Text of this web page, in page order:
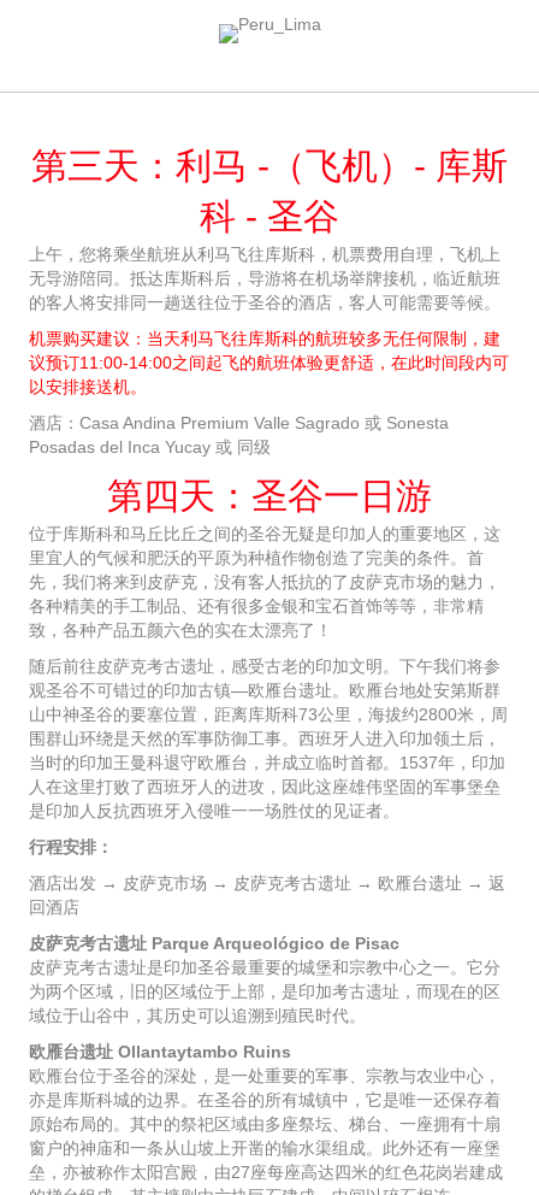
第三天：利马 -（飞机）- 库斯
科 - 圣谷
上午，您将乘坐航班从利马飞往库斯科，机票费用自理，飞机上
无导游陪同。抵达库斯科后，导游将在机场举牌接机，临近航班
的客人将安排同一趟送往位于圣谷的酒店，客人可能需要等候。
机票购买建议：当天利马飞往库斯科的航班较多无任何限制，建
议预订11:00-14:00之间起飞的航班体验更舒适，在此时间段内可
以安排接送机。
酒店：Casa Andina Premium Valle Sagrado 或 Sonesta
Posadas del Inca Yucay 或 同级
第四天：圣谷一日游
位于库斯科和马丘比丘之间的圣谷无疑是印加人的重要地区，这
里宜人的气候和肥沃的平原为种植作物创造了完美的条件。首
先，我们将来到皮萨克，没有客人抵抗的了皮萨克市场的魅力，
各种精美的手工制品、还有很多金银和宝石首饰等等，非常精
致，各种产品五颜六色的实在太漂亮了！
随后前往皮萨克考古遗址，感受古老的印加文明。下午我们将参
观圣谷不可错过的印加古镇—欧雁台遗址。欧雁台地处安第斯群
山中神圣谷的要塞位置，距离库斯科73公里，海拔约2800米，周
围群山环绕是天然的军事防御工事。西班牙人进入印加领土后，
当时的印加王曼科退守欧雁台，并成立临时首都。1537年，印加
人在这里打败了西班牙人的进攻，因此这座雄伟坚固的军事堡垒
是印加人反抗西班牙入侵唯一一场胜仗的见证者。
行程安排：
酒店出发 → 皮萨克市场 → 皮萨克考古遗址 → 欧雁台遗址 → 返
回酒店
皮萨克考古遗址 Parque Arqueológico de Pisac
皮萨克考古遗址是印加圣谷最重要的城堡和宗教中心之一。它分
为两个区域，旧的区域位于上部，是印加考古遗址，而现在的区
域位于山谷中，其历史可以追溯到殖民时代。
欧雁台遗址 Ollantaytambo Ruins
欧雁台位于圣谷的深处，是一处重要的军事、宗教与农业中心，
亦是库斯科城的边界。在圣谷的所有城镇中，它是唯一还保存着
原始布局的。其中的祭祀区域由多座祭坛、梯台、一座拥有十扇
窗户的神庙和一条从山坡上开凿的输水渠组成。此外还有一座堡
垒，亦被称作太阳宫殿，由27座每座高达四米的红色花岗岩建成